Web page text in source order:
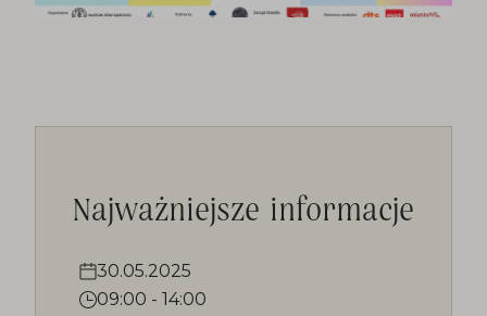
Najważniejsze informacje
30.05.2025
09:00 - 14:00